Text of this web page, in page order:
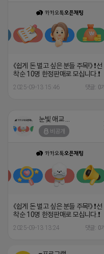
《쉽게 돈 벌고 싶은 분들 주목!》 ❗️선
착순 10명 한정판매로 모십니다.❗️
2025-09-13 15:46 댓글: 0개
비공개
《쉽게 돈 벌고 싶은 분들 주목!》 ❗️선
착순 10명 한정판매로 모십니다.❗️
2025-09-13 13:24 댓글: 0개